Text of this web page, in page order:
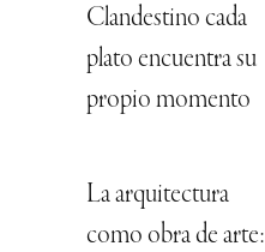
Clandestino cada
plato encuentra su
propio momento
La arquitectura
como obra de arte: